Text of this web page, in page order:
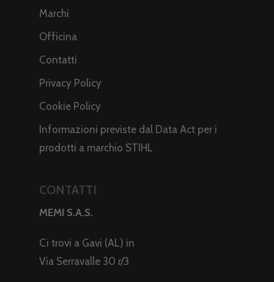
Marchi
Officina
Contatti
Privacy Policy
Cookie Policy
Informazioni previste dal Data Act per i
prodotti a marchio STIHL
CONTATTI
MEMI S.A.S.
Ci trovi a Gavi (AL) in
Via Serravalle 30 r/3